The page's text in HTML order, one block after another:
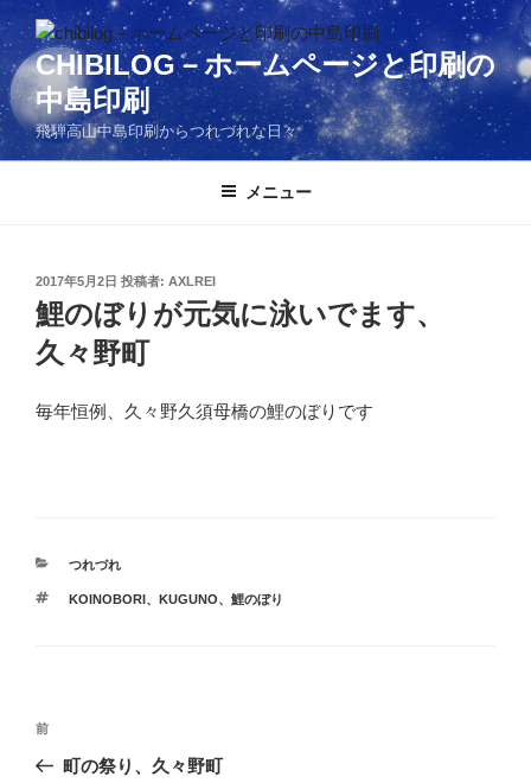
ン
テ
ン
ツ
CHIBILOG－ホームページと印刷の
中島印刷
飛騨高山中島印刷からつれづれな日々
メニュー
投
稿
日:
2017年5月2日 投稿者: AXLREI
鯉のぼりが元気に泳いでます、
久々野町
毎年恒例、久々野久須母橋の鯉のぼりです
カ
ゴ
つれづれ
タ
KOINOBORI、 KUGUNO、 鯉のぼり
投
前
の
前
町の祭り、久々野町